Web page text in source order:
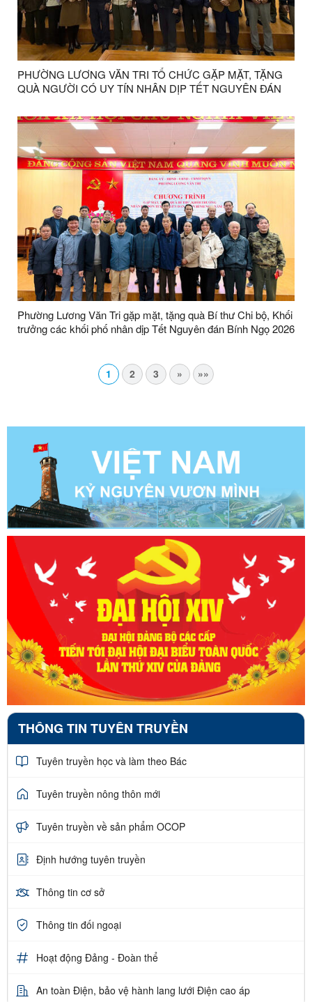
PHƯỜNG LƯƠNG VĂN TRI TỔ CHỨC GẶP MẶT, TẶNG
QUÀ NGƯỜI CÓ UY TÍN NHÂN DỊP TẾT NGUYÊN ĐÁN
Phường Lương Văn Tri gặp mặt, tặng quà Bí thư Chi bộ, Khối
trưởng các khối phố nhân dịp Tết Nguyên đán Bính Ngọ 2026
1 2 3 » »»
THÔNG TIN TUYÊN TRUYỀN
Tuyên truyền học và làm theo Bác
Tuyên truyền nông thôn mới
Tuyên truyền về sản phẩm OCOP
Định hướng tuyên truyền
Thông tin cơ sở
Thông tin đối ngoại
Hoạt động Đảng - Đoàn thể
An toàn Điện, bảo vệ hành lang lưới Điện cao áp